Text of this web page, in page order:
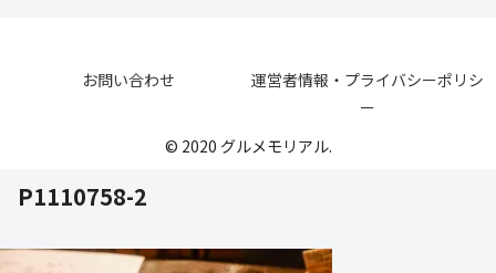
お問い合わせ
運営者情報・プライバシーポリシ
ー
© 2020 グルメモリアル.
P1110758-2